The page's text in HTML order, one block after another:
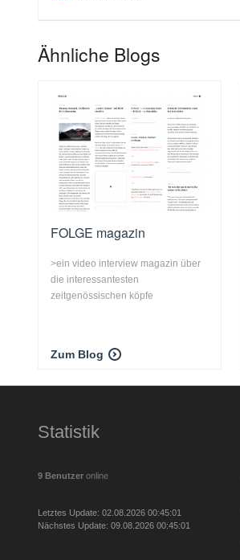
Ähnliche Blogs
FOLGE magazin
>ein video interview magazin über
die interessantesten
zeitgenössischen köpfe
Zum Blog
Statistik
9 Benutzer online
Letztes Update: 02.08.2026 00:45:01
Nächstes Update: 09.08.2026 00:45:01